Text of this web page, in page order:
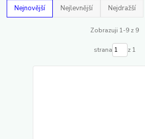
Nejnovější Nejlevnější Nejdražší
Zobrazuji 1-9 z 9
strana z 1